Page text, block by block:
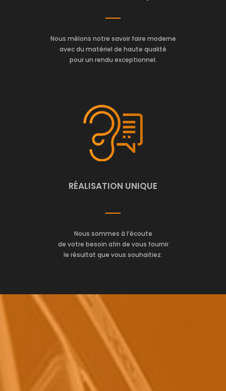
Nous mêlons notre savoir faire moderne
avec du matériel de haute qualité
pour un rendu exceptionnel.
RÉALISATION UNIQUE
Nous sommes à l’écoute
de votre besoin afin de vous fournir
le résultat que vous souhaitiez.